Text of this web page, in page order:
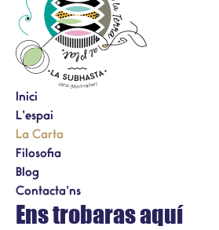
Inici
L’espai
La Carta
Filosofia
Blog
Contacta’ns
Ens trobaras aquí